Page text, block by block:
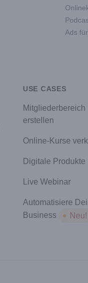
Ads
USE CASES
Mitgliederbereich
erstellen
Online-Kurse
Digitale Produkte
Live Webinar
Automatisiere
Business
Neu!